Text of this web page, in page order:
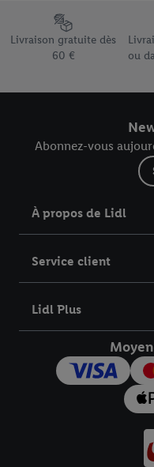
Élément du pied de page
Livraison gratuite dès
60 €
ou
Abonnez-vous
À propos de Lidl
Service client
Lidl Plus